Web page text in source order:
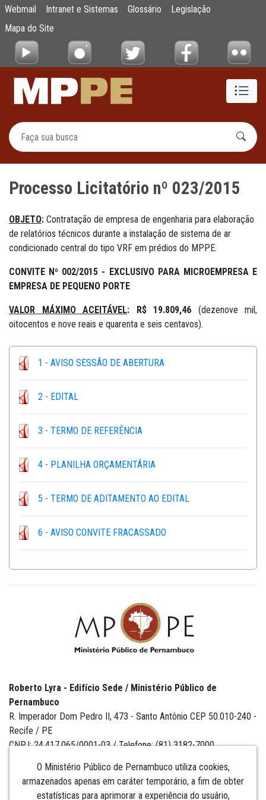
Pular para o Conteúdo principal
Processo Licitatório nº 023/2015
Webmail Intranet e Sistemas Glossário
Legislação
Mapa do Site
Processo Licitatório nº 023/2015
OBJETO: Contratação de empresa de engenharia para elaboração
de relatórios técnicos durante a instalação de sistema de ar
condicionado central do tipo VRF em prédios do MPPE.
CONVITE Nº 002/2015 - EXCLUSIVO PARA MICROEMPRESA E
EMPRESA DE PEQUENO PORTE
VALOR MÁXIMO ACEITÁVEL: R$ 19.809,46 (dezenove mil,
oitocentos e nove reais e quarenta e seis centavos).
1 - AVISO SESSÃO DE ABERTURA
2 - EDITAL
3 - TERMO DE REFERÊNCIA
4 - PLANILHA ORÇAMENTÁRIA
5 - TERMO DE ADITAMENTO AO EDITAL
6 - AVISO CONVITE FRACASSADO
O Ministério Público de Pernambuco utiliza cookies,
armazenados apenas em caráter temporário, a fim de obter
estatísticas para aprimorar a experiência do usuário,
Roberto Lyra - Edifício Sede / Ministério Público de
Pernambuco
R. Imperador Dom Pedro II, 473 - Santo Antônio CEP 50.010-240 -
Recife / PE
CNPJ: 24.417.065/0001-03 / Telefone: (81) 3182-7000
Institucional